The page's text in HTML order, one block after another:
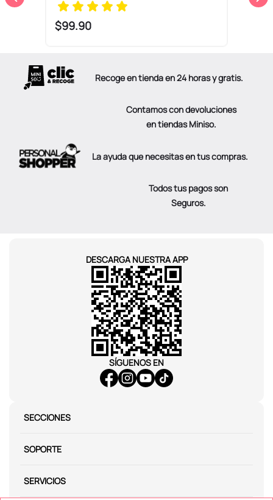
$99.90
Recoge en tienda en 24 horas y gratis.
Contamos con devoluciones
en tiendas Miniso.
La ayuda que necesitas en tus compras.
Todos tus pagos son
Seguros.
DESCARGA NUESTRA APP
SÍGUENOS EN
SECCIONES
SOPORTE
SERVICIOS